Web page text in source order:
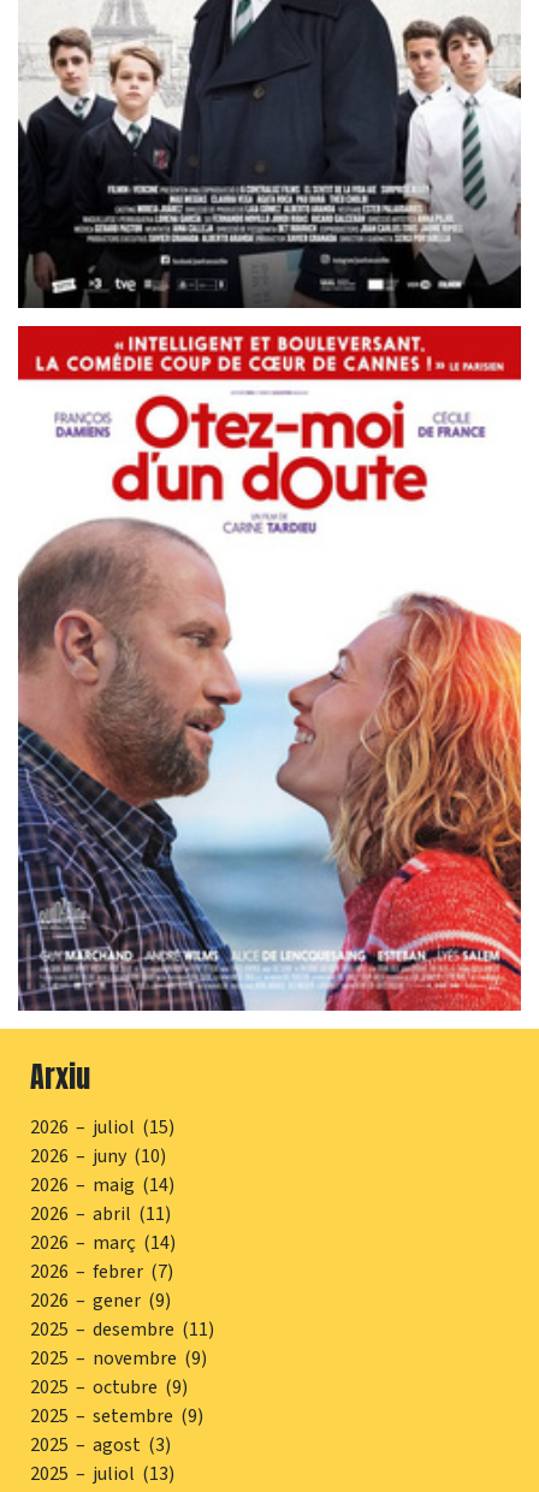
Arxiu
2026 – juliol (15)
2026 – juny (10)
2026 – maig (14)
2026 – abril (11)
2026 – març (14)
2026 – febrer (7)
2026 – gener (9)
2025 – desembre (11)
2025 – novembre (9)
2025 – octubre (9)
2025 – setembre (9)
2025 – agost (3)
2025 – juliol (13)